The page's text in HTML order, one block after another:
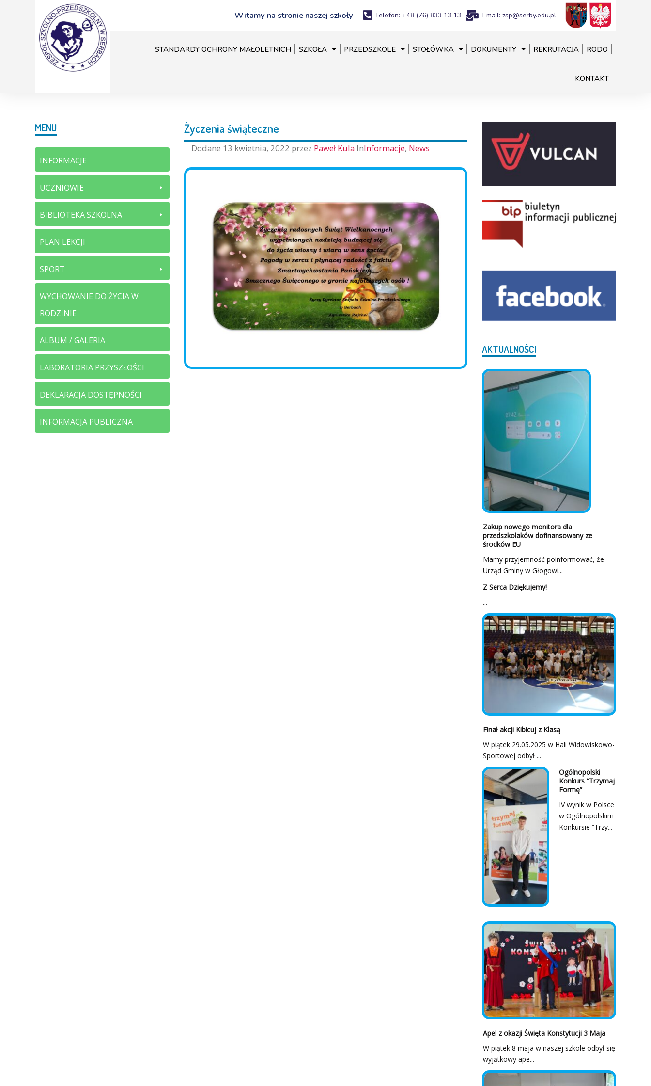
Witamy na stronie naszej szkoły Telefon: +48 (76) 833 13 13 Email: zsp@serby.edu.pl
STANDARDY OCHRONY MAŁOLETNICH SZKOŁA PRZEDSZKOLE STOŁÓWKA DOKUMENTY REKRUTACJA RODO
KONTAKT
Życzenia świąteczne
Dodane 13 kwietnia, 2022 przez Paweł Kula InInformacje, News
MENU
INFORMACJE
UCZNIOWIE
BIBLIOTEKA SZKOLNA
PLAN LEKCJI
SPORT
WYCHOWANIE DO ŻYCIA W
RODZINIE
ALBUM / GALERIA
LABORATORIA PRZYSZŁOŚCI
DEKLARACJA DOSTĘPNOŚCI
INFORMACJA PUBLICZNA
AKTUALNOŚCI
Zakup nowego monitora dla
przedszkolaków dofinansowany ze
środków EU
Mamy przyjemność poinformować, że
Urząd Gminy w Głogowi...
Z Serca Dziękujemy!
...
Finał akcji Kibicuj z Klasą
W piątek 29.05.2025 w Hali Widowiskowo-
Sportowej odbył ...
Ogólnopolski
Konkurs “Trzymaj
Formę”
IV wynik w Polsce
w Ogólnopolskim
Konkursie “Trzy...
Apel z okazji Święta Konstytucji 3 Maja
W piątek 8 maja w naszej szkole odbył się
wyjątkowy ape...